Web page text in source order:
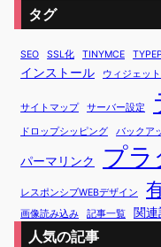
タグ
SEO SSL化 TINYMCE
インストール
ウィジェット
サイトマップ サーバー設定
ドロップシッピング バックア
パーマリンク プラ
レスポンシブWEBデザイン
画像読み込み 記事一覧 関
人気の記事